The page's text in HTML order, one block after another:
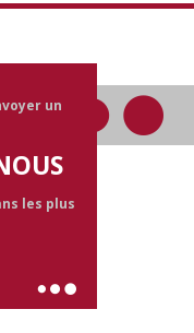
un
les plus